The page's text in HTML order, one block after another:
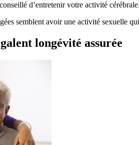
d’entretenir votre activité
semblent avoir une activité sexuelle
longévité assurée